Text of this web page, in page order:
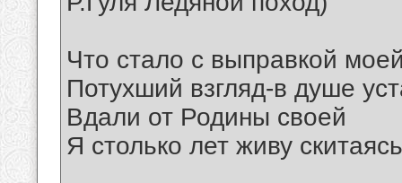
Что стало с выправкой
Потухший взгляд-в душе
Вдали от Родины своей
Я столько лет живу